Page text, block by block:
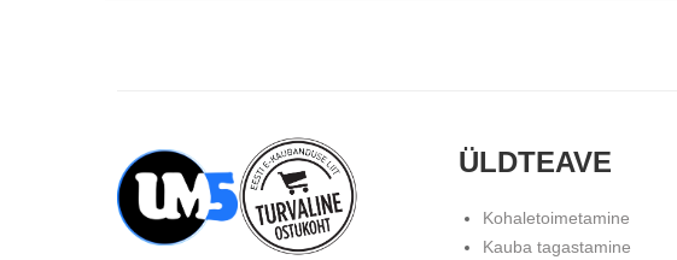
ÜLDTEAVE
Kohaletoimetamine
Kauba tagastamine